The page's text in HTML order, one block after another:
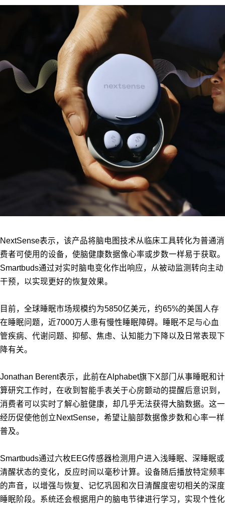
NextSense表示，该产品将脑电图技术从临床工具转化为普通消
费者可使用的设备，使脑健康数据像心率或步数一样易于获取。
Smartbuds通过对实时脑电变化作出响应，从被动监测转向主动
干预，以实现更好的恢复效果。
目前，全球睡眠市场规模约为5850亿美元，约65%的美国人存
在睡眠问题，近7000万人患有慢性睡眠障碍。睡眠不足与心血
管疾病、代谢问题、抑郁、焦虑、认知能力下降以及日常表现下
降有关。
Jonathan Berent表示，此前在Alphabet旗下X部门从事睡眠和计
算研究工作时，在收到智能手表关于心房颤动的提醒后意识到，
消费者可以实时了解心脏健康，却几乎无法获得大脑数据。这一
经历促使他创立NextSense，希望让脑部数据像步数和心率一样
普及。
Smartbuds通过六枚EEG传感器检测用户进入浅睡眠、深睡眠或
清醒状态的变化，反应时间以毫秒计算。设备随后播放特定频率
的声音，以增强与恢复、记忆巩固和次日清醒度密切相关的深度
睡眠阶段。系统还会根据用户的脑电节律进行学习，实现个性化